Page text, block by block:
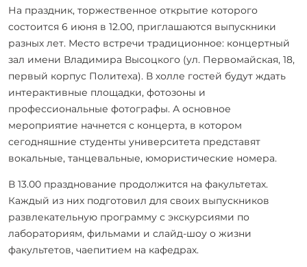
На праздник, торжественное открытие которого
состоится 6 июня в 12.00, приглашаются выпускники
разных лет. Место встречи традиционное: концертный
зал имени Владимира Высоцкого (ул. Первомайская, 18,
первый корпус Политеха). В холле гостей будут ждать
интерактивные площадки, фотозоны и
профессиональные фотографы. А основное
мероприятие начнется с концерта, в котором
сегодняшние студенты университета представят
вокальные, танцевальные, юмористические номера.
В 13.00 празднование продолжится на факультетах.
Каждый из них подготовил для своих выпускников
развлекательную программу с экскурсиями по
лабораториям, фильмами и слайд-шоу о жизни
факультетов, чаепитием на кафедрах.